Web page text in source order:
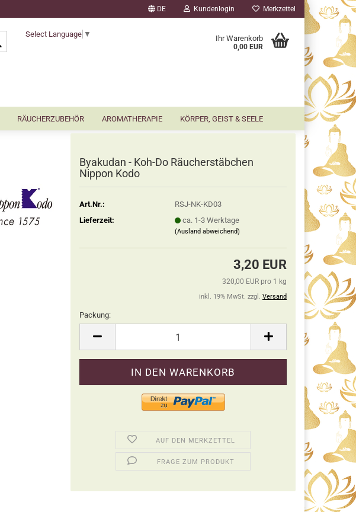
DE Kundenlogin Merkzettel
Suche...Select Language ▼ Ihr Warenkorb
0,00 EUR
RÄUCHERZUBEHÖR AROMATHERAPIE KÖRPER, GEIST & SEELE
Byakudan - Koh-Do Räucherstäbchen
Nippon Kodo
Art.Nr.:
RSJ-NK-KD03
Lieferzeit:
ca. 1-3 Werktage
(Ausland abweichend)
3,20 EUR
320,00 EUR pro 1 kg
inkl. 19% MwSt. zzgl. Versand
Packung:
Packung
AUF DEN MERKZETTEL
FRAGE ZUM PRODUKT